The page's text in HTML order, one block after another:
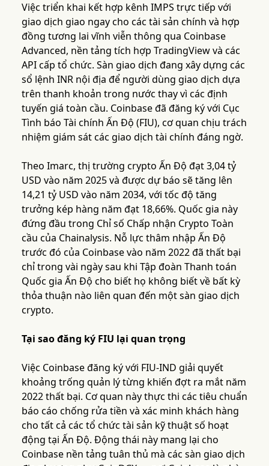
Việc triển khai kết hợp kênh IMPS trực tiếp với
giao dịch giao ngay cho các tài sản chính và hợp
đồng tương lai vĩnh viễn thông qua Coinbase
Advanced, nền tảng tích hợp TradingView và các
API cấp tổ chức. Sàn giao dịch đang xây dựng các
sổ lệnh INR nội địa để người dùng giao dịch dựa
trên thanh khoản trong nước thay vì các định
tuyến giá toàn cầu. Coinbase đã đăng ký với Cục
Tình báo Tài chính Ấn Độ (FIU), cơ quan chịu trách
nhiệm giám sát các giao dịch tài chính đáng ngờ.
Theo Imarc, thị trường crypto Ấn Độ đạt 3,04 tỷ
USD vào năm 2025 và được dự báo sẽ tăng lên
14,21 tỷ USD vào năm 2034, với tốc độ tăng
trưởng kép hàng năm đạt 18,66%. Quốc gia này
đứng đầu trong Chỉ số Chấp nhận Crypto Toàn
cầu của Chainalysis. Nỗ lực thâm nhập Ấn Độ
trước đó của Coinbase vào năm 2022 đã thất bại
chỉ trong vài ngày sau khi Tập đoàn Thanh toán
Quốc gia Ấn Độ cho biết họ không biết về bất kỳ
thỏa thuận nào liên quan đến một sàn giao dịch
crypto.
Tại sao đăng ký FIU lại quan trọng
Việc Coinbase đăng ký với FIU-IND giải quyết
khoảng trống quản lý từng khiến đợt ra mắt năm
2022 thất bại. Cơ quan này thực thi các tiêu chuẩn
báo cáo chống rửa tiền và xác minh khách hàng
cho tất cả các tổ chức tài sản kỹ thuật số hoạt
động tại Ấn Độ. Động thái này mang lại cho
Coinbase nền tảng tuân thủ mà các sàn giao dịch